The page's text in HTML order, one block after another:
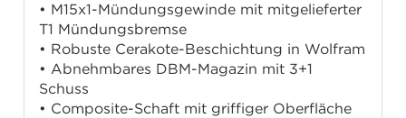
• M15x1-Mündungsgewinde mit mitgelieferter
T1 Mündungsbremse
• Robuste Cerakote-Beschichtung in Wolfram
• Abnehmbares DBM-Magazin mit 3+1
Schuss
• Composite-Schaft mit griffiger Oberfläche